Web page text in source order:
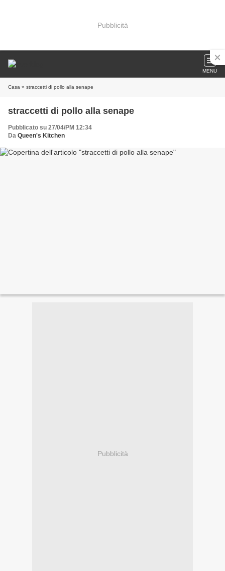
Pubblicità
MENU
Casa » straccetti di pollo alla senape
straccetti di pollo alla senape
Pubblicato su 27/04/PM 12:34
Da Queen's Kitchen
Pubblicità